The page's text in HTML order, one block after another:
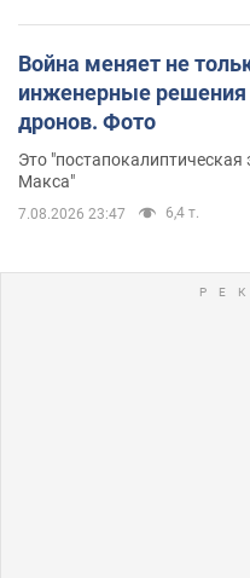
Война меняет не
инженерные решения
дронов. Фото
Это "постапокалиптическая
Макса"
7.08.2026 23:47 6,4 т.